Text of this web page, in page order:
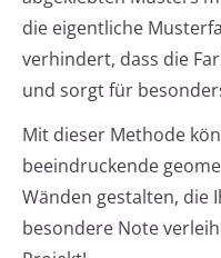
die eigentliche
verhindert, dass die
und sorgt für
Mit dieser Methode
beeindruckende
Wänden gestalten, die
besondere Note